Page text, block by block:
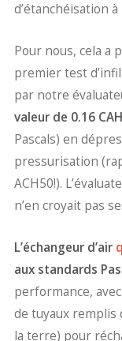
d’étanchéisation à
Pour nous, cela a
premier test
par notre
valeur de 0.16
Pascals) en
pressurisation
ACH50!).
n’en croyait pas
L’échangeur d’air
aux standards
performance,
de tuyaux remplis
la terre) pour